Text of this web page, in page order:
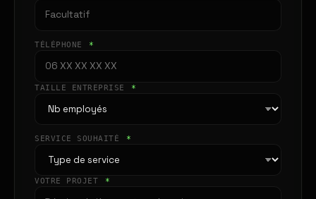
TÉLÉPHONE *
TAILLE ENTREPRISE *
SERVICE SOUHAITÉ *
VOTRE PROJET *